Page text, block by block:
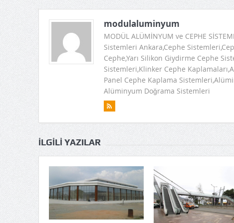
modulaluminyum
MODÜL ALÜMİNYUM ve CEPHE
Sistemleri Ankara,Cephe
Cephe,Yarı Silikon Giydirme Cephe
Sistemleri,Klinker Cephe
Panel Cephe Kaplama
Alüminyum Doğrama Sistemleri
İLGILI YAZILAR